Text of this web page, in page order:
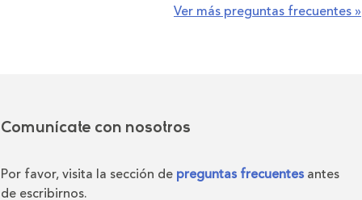
Ver más preguntas frecuentes »
Comunícate con nosotros
Por favor, visita la sección de preguntas frecuentes antes
de escribirnos.